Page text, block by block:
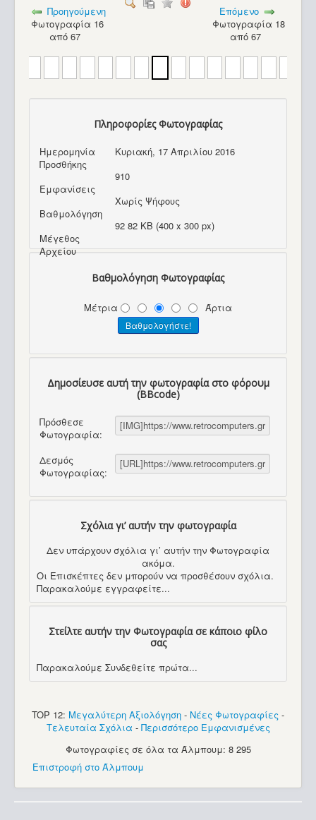
Sinclair ZX Spectrum (48K) Saga 1 Emperor_56
Προηγούμενη
Φωτογραφία 16
από 67
Επόμενο
Φωτογραφία 18
από 67
Πληροφορίες Φωτογραφίας
Ημερομηνία
Προσθήκης
Κυριακή, 17 Απριλίου 2016
Εμφανίσεις
910
Βαθμολόγηση
Χωρίς Ψήφους
Μέγεθος
Αρχείου
92 82 KB (400 x 300 px)
Βαθμολόγηση Φωτογραφίας
Μέτρια Άρτια
Δημοσίευσε αυτή την φωτογραφία στο φόρουμ
(BBcode)
Πρόσθεσε
Φωτογραφία:
Δεσμός
Φωτογραφίας:
Σχόλια γι’ αυτήν την φωτογραφία
Δεν υπάρχουν σχόλια γι’ αυτήν την Φωτογραφία
ακόμα.
Οι Επισκέπτες δεν μπορούν να προσθέσουν σχόλια.
Παρακαλούμε εγγραφείτε...
Στείλτε αυτήν την Φωτογραφία σε κάποιο φίλο
σας
Παρακαλούμε Συνδεθείτε πρώτα...
TOP 12: Μεγαλύτερη Αξιολόγηση - Νέες Φωτογραφίες -
Τελευταία Σχόλια - Περισσότερο Εμφανισμένες
Φωτογραφίες σε όλα τα Άλμπουμ: 8 295
Επιστροφή στο Άλμπουμ